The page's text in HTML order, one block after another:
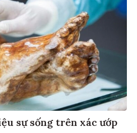
sự sống trên xác ướp